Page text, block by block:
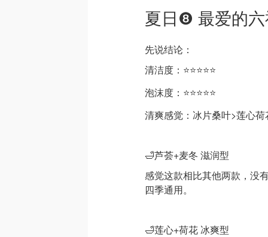
夏日❽ 最爱的
先说结论：
清洁度：⭐⭐⭐⭐⭐
泡沫度：⭐⭐⭐⭐⭐
清爽感觉：冰片桑叶>莲心
🛁芦荟+麦冬 滋润型
感觉这款相比其他两款，没
四季通用。
🛁莲心+荷花 冰爽型